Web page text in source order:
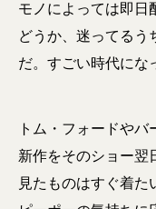
モノによっては即日
どうか、迷ってるう
だ。すごい時代にな
トム・フォードや
新作をそのショー翌
見たものはすぐ着た